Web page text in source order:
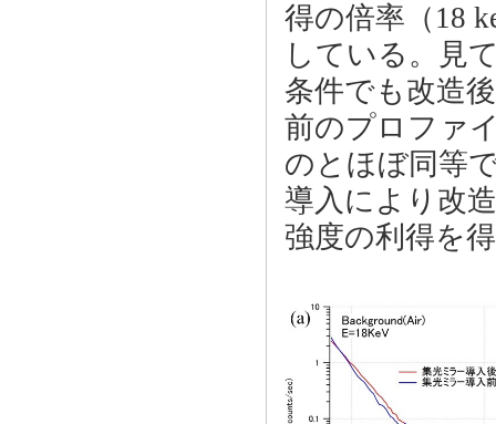
得の倍率（18
している。見
条件でも改造
前のプロファ
のとほぼ同等
導入により改
強度の利得を